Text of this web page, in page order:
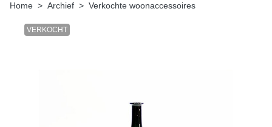
Home Archief Verkochte woonaccessoires
VERKOCHT